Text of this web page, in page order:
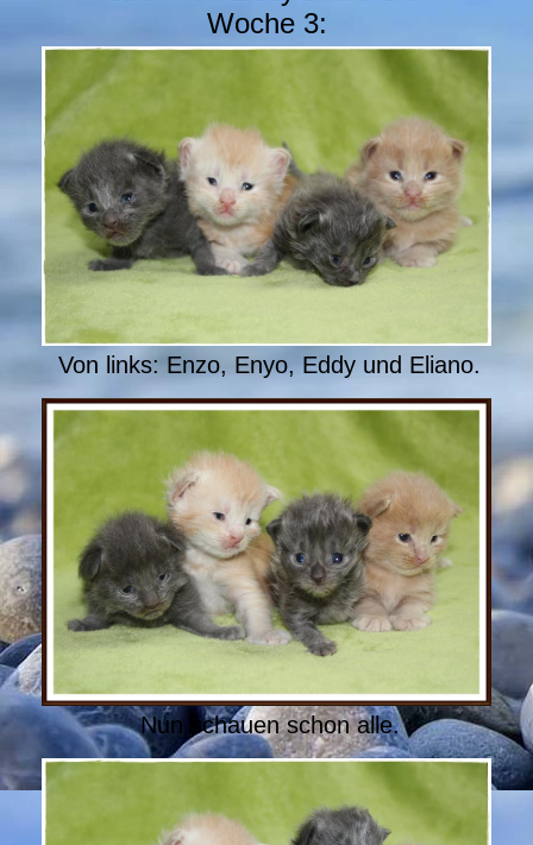
Woche 3:
Von links: Enzo, Enyo, Eddy und Eliano.
Nun schauen schon alle.